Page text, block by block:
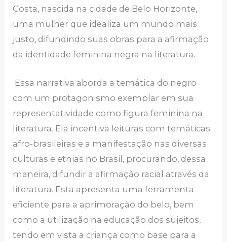
Costa, nascida na cidade de Belo Horizonte,
uma mulher que idealiza um mundo mais
justo, difundindo suas obras para a afirmação
da identidade feminina negra na literatura.
Essa narrativa aborda a temática do negro
com um protagonismo exemplar em sua
representatividade como figura feminina na
literatura. Ela incentiva leituras com temáticas
afro-brasileiras e a manifestação nas diversas
culturas e etnias no Brasil, procurando, dessa
maneira, difundir a afirmação racial através da
literatura. Esta apresenta uma ferramenta
eficiente para a aprimoração do belo, bem
como a utilização na educação dos sujeitos,
tendo em vista a criança como base para a